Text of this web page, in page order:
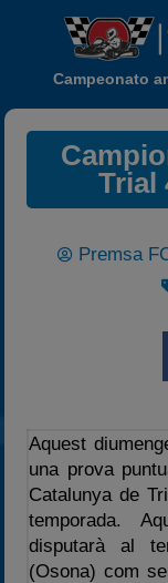
Campeonato
Trial
Premsa
Aquest
una prova
Catalunya de
temporada.
disputarà al
(Osona) com